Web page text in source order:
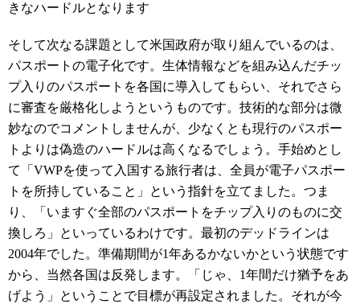
きなハードルとなります
そして次なる課題として米国政府が取り組んでいるのは、
パスポートの電子化です。生体情報などを組み込んだチッ
プ入りのパスポートを各国に導入してもらい、それでさら
に審査を厳格化しようというものです。技術的な部分は微
妙なのでコメントしませんが、少なくとも現行のパスポー
トよりは偽造のハードルは高くなるでしょう。手始めとし
て「VWPを使って入国する旅行者は、全員が電子パスポー
トを所持していること」という指針を立てました。つま
り、「いますぐ全部のパスポートをチップ入りのものに交
換しろ」といっているわけです。最初のデッドラインは
2004年でした。準備期間が1年あるかないかという状態です
から、当然各国は反発します。「じゃ、1年間だけ猶予をあ
げよう」ということで目標が再設定されました。それが今